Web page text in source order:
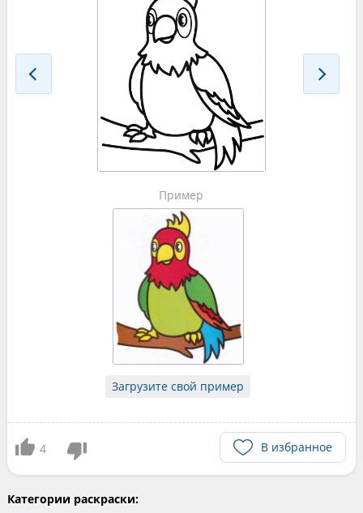
Пример
Загрузите свой пример
4 В избранное
Категории раскраски: